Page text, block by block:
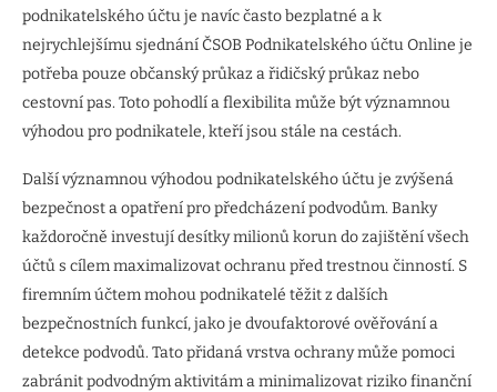
podnikatelského účtu je navíc často bezplatné a k
nejrychlejšímu sjednání ČSOB Podnikatelského účtu Online je
potřeba pouze občanský průkaz a řidičský průkaz nebo
cestovní pas. Toto pohodlí a flexibilita může být významnou
výhodou pro podnikatele, kteří jsou stále na cestách.
Další významnou výhodou podnikatelského účtu je zvýšená
bezpečnost a opatření pro předcházení podvodům. Banky
každoročně investují desítky milionů korun do zajištění všech
účtů s cílem maximalizovat ochranu před trestnou činností. S
firemním účtem mohou podnikatelé těžit z dalších
bezpečnostních funkcí, jako je dvoufaktorové ověřování a
detekce podvodů. Tato přidaná vrstva ochrany může pomoci
zabránit podvodným aktivitám a minimalizovat riziko finanční